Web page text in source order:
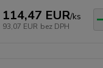
114,47 EUR/ks
93,07 EUR bez DPH